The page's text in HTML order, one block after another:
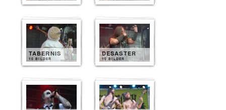
TABERNIS
10 BILDER
DESASTER
10 BILDER